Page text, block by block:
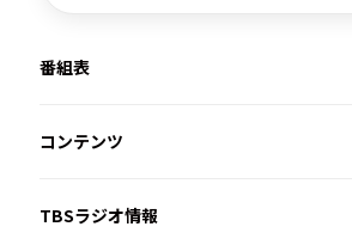
番組表
コンテンツ
TBSラジオ情報